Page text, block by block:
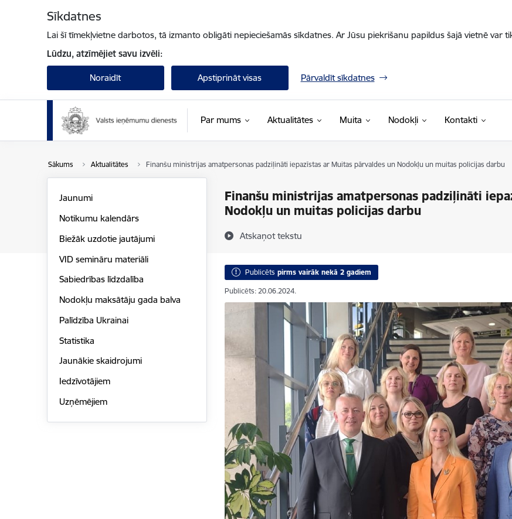
Sīkdatnes
Lai šī tīmekļvietne darbotos, tā izmanto obligāti nepieciešamās sīkdatnes. Ar Jūsu piekrišanu papildus šajā vietnē var
Lūdzu, atzīmējiet savu izvēli:
Noraidīt Apstiprināt visas Pārvaldīt sīkdatnes
Par mums Aktualitātes Muita Nodokļi Kontakti
Sākums Aktualitātes Finanšu ministrijas amatpersonas padziļināti iepazīstas ar Muitas pārvaldes un Nodokļu un muitas policijas darbu
Finanšu ministrijas amatpersonas padziļināti
Nodokļu un muitas policijas darbu
Atskaņot tekstu
Jaunumi
Notikumu kalendārs
Biežāk uzdotie jautājumi
VID semināru materiāli
Sabiedrības līdzdalība
Nodokļu maksātāju gada balva
Palīdzība Ukrainai
Statistika
Jaunākie skaidrojumi
Iedzīvotājiem
Uzņēmējiem
Publicēts pirms vairāk nekā 2 gadiem
Publicēts: 20.06.2024.